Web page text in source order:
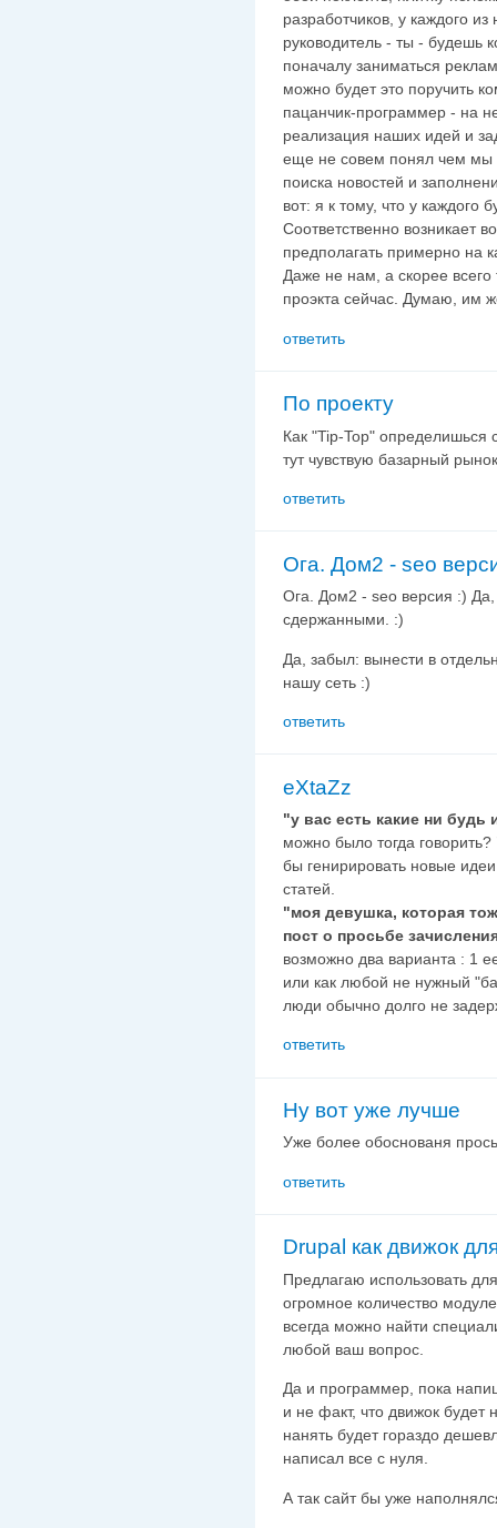
разработчиков, у каждого
руководитель - ты - будешь
поначалу заниматься
можно будет это поручить
пацанчик-программер - на
реализация наших идей и
еще не совем понял чем мы
поиска новостей и
вот: я к тому, что у каждого
Соответственно возникает
предполагать примерно на
Даже не нам, а скорее
проэкта сейчас. Думаю, им
ответить
По проекту
Как "Tip-Top" определишься
тут чувствую базарный
ответить
Ога. Дом2 - seo
Ога. Дом2 - seo версия :)
сдержанными. :)
Да, забыл: вынести в
нашу сеть :)
ответить
eXtaZz
"у вас есть какие ни будь
можно было тогда говорить?
бы генирировать новые
статей.
"моя девушка, которая
пост о просьбе
возможно два варианта : 1
или как любой не нужный
люди обычно долго не
ответить
Ну вот уже лучше
Уже более обоснованя
ответить
Drupal как движок
Предлагаю использовать
огромное количество
всегда можно найти
любой ваш вопрос.
Да и программер, пока
и не факт, что движок
нанять будет гораздо
написал все с нуля.
А так сайт бы уже